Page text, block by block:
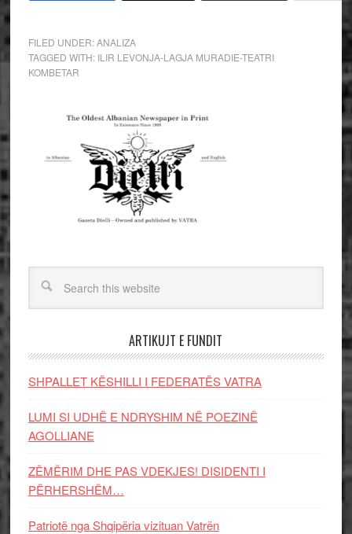
FILED UNDER:ANALIZA
TAGGED WITH: ILIR LEVONJA-LAGJA MURADIE-TEATRI
KOMBETAR
ARTIKUJT E FUNDIT
SHPALLET KËSHILLI I FEDERATËS VATRA
LUMI SI UDHË E NDRYSHIM NË POEZINË
AGOLLIANE
ZËMËRIM DHE PAS VDEKJES! DISIDENTI I
PËRHERSHËM…
Patriotë nga Shqipëria vizituan Vatrën